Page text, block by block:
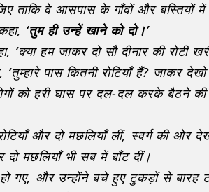
ताकि वे आसपास के गाँवों और
‘तुम ही उन्हें खाने को दो।’
‘क्या हम जाकर दो सौ दीनार की रोटी
पास कितनी रोटियाँ हैं? जाकर
को हरी घास पर दल-दल करके बैठने
और दो मछलियाँ लीं, स्वर्ग की ओर
मछलियाँ भी सब में बाँट दीं।
गए, और उन्होंने बचे हुए टुकड़ों से बारह